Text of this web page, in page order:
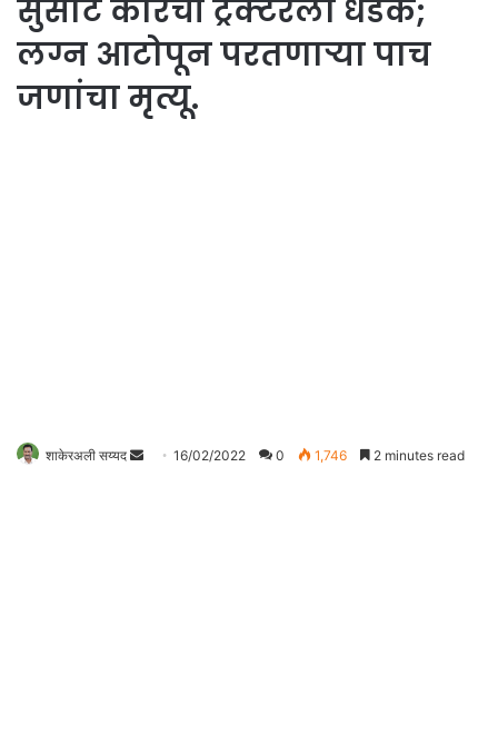
सुसाट कारची ट्रॅक्टरला धडक;
लग्न आटोपून परतणाऱ्या पाच
जणांचा मृत्यू.
शाकेरअली सय्यद 16/02/2022 0 1,746 2 minutes read